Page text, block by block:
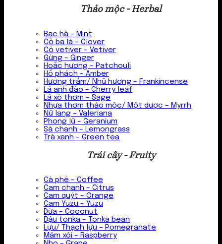
Thảo mộc - Herbal
Bạc hà – Mint
Cỏ ba lá – Clover
Cỏ vetiver – Vetiver
Gừng – Ginger
Hoắc hương – Patchouli
Hổ phách – Amber
Hương trầm/ Nhũ hương – Frankincense
Lá anh đào – Cherry leaf
Lá xô thơm – Sage
Nhựa thơm thảo mộc/ Một dược – Myrrh
Nữ lang – Valeriana
Phong lữ – Geranium
Sả chanh – Lemongrass
Trà xanh – Green tea
Trái cây - Fruity
Cà phê – Coffee
Cam chanh – Citrus
Cam quýt – Orange
Cam Yuzu – Yuzu
Dừa – Coconut
Đậu tonka – Tonka bean
Lựu/ Thạch lựu – Pomegranate
Mâm xôi – Raspberry